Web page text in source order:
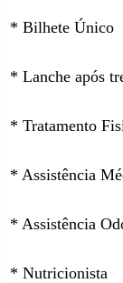
* Bilhete Único
* Lanche após
* Tratamento
* Assistência
* Assistência
* Nutricionista